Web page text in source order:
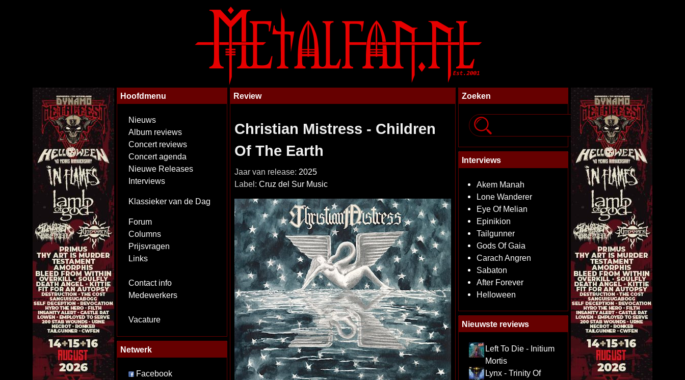
Hoofdmenu
Nieuws
Album reviews
Concert reviews
Concert agenda
Nieuwe Releases
Interviews
Klassieker van de Dag
Forum
Columns
Prijsvragen
Links
Contact info
Medewerkers
Vacature
Netwerk
Facebook
Review
Christian Mistress - Children
Of The Earth
Jaar van release: 2025
Label: Cruz del Sur Music
Zoeken
Interviews
Akem Manah
Lone Wanderer
Eye Of Melian
Epinikion
Tailgunner
Gods Of Gaia
Carach Angren
Sabaton
After Forever
Helloween
Nieuwste reviews
Left To Die - Initium
Mortis
Lynx - Trinity Of